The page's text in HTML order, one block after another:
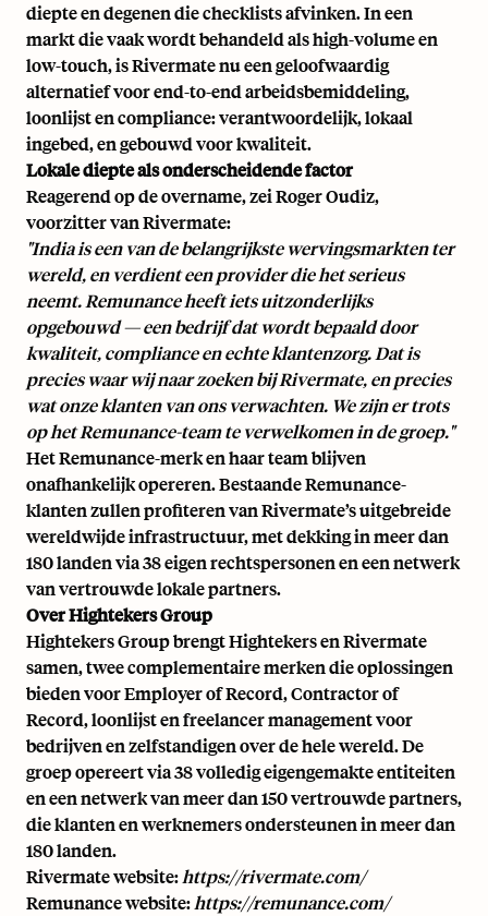
diepte en degenen die checklists afvinken. In een
markt die vaak wordt behandeld als high-volume en
low-touch, is Rivermate nu een geloofwaardig
alternatief voor end-to-end arbeidsbemiddeling,
loonlijst en compliance: verantwoordelijk, lokaal
ingebed, en gebouwd voor kwaliteit.
Lokale diepte als onderscheidende factor
Reagerend op de overname, zei Roger Oudiz,
voorzitter van Rivermate:
"India is een van de belangrijkste wervingsmarkten ter
wereld, en verdient een provider die het serieus
neemt. Remunance heeft iets uitzonderlijks
opgebouwd — een bedrijf dat wordt bepaald door
kwaliteit, compliance en echte klantenzorg. Dat is
precies waar wij naar zoeken bij Rivermate, en precies
wat onze klanten van ons verwachten. We zijn er trots
op het Remunance-team te verwelkomen in de groep."
Het Remunance-merk en haar team blijven
onafhankelijk opereren. Bestaande Remunance-
klanten zullen profiteren van Rivermate’s uitgebreide
wereldwijde infrastructuur, met dekking in meer dan
180 landen via 38 eigen rechtspersonen en een netwerk
van vertrouwde lokale partners.
Over Hightekers Group
Hightekers Group brengt Hightekers en Rivermate
samen, twee complementaire merken die oplossingen
bieden voor Employer of Record, Contractor of
Record, loonlijst en freelancer management voor
bedrijven en zelfstandigen over de hele wereld. De
groep opereert via 38 volledig eigengemakte entiteiten
en een netwerk van meer dan 150 vertrouwde partners,
die klanten en werknemers ondersteunen in meer dan
180 landen.
Rivermate website:https://rivermate.com/
Remunance website:https://remunance.com/